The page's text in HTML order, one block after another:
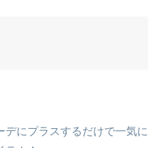
デにプラスするだけで一気に